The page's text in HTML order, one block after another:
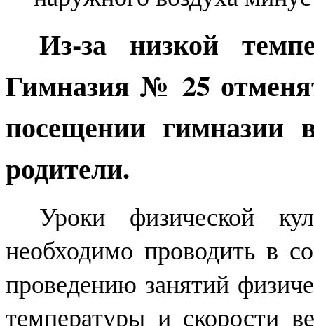
Из-за низкой
Гимназия № 25
посещении гимназии
родители.
Уроки физической
необходимо проводить в
проведению занятий
температуры и скорости